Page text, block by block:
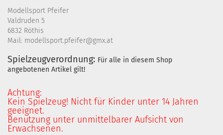
Modellsport Pfeifer
Valdruden 5
6832 Röthis
Mail: modellsport.pfeifer@gmx.at
Spielzeugverordnung: Für alle in diesem Shop
angebotenen Artikel gilt!
Achtung:
Kein Spielzeug! Nicht für Kinder unter 14 Jahren
geeignet.
Benutzung unter unmittelbarer Aufsicht von
Erwachsenen.